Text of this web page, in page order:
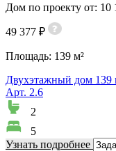
Дом по проекту от: 10
49 377 ₽
Площадь: 139 м²
Двухэтажный дом 139
Арт. 2.6
2
5
Узнать подробнее